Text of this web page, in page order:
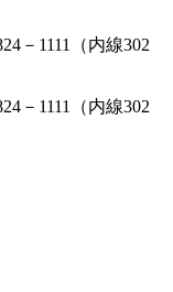
－1111（内線302
（内線302